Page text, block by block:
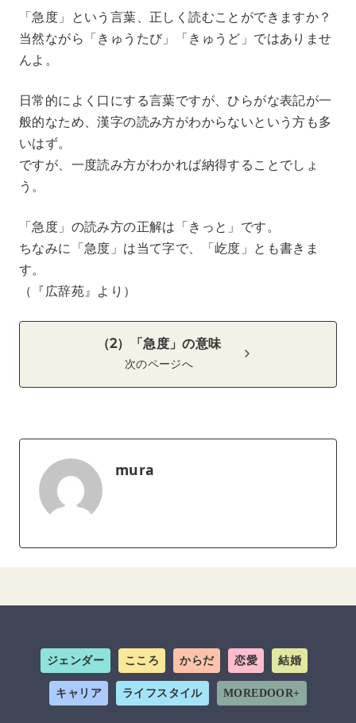
「急度」という言葉、正しく読むことができますか？
当然ながら「きゅうたび」「きゅうど」ではありませ
んよ。
日常的によく口にする言葉ですが、ひらがな表記が一
般的なため、漢字の読み方がわからないという方も多
いはず。
ですが、一度読み方がわかれば納得することでしょ
う。
「急度」の読み方の正解は「きっと」です。
ちなみに「急度」は当て字で、「屹度」とも書きま
す。
（『広辞苑』より）
（2）「急度」の意味
次のページへ
mura
ジェンダー こころ からだ 恋愛 結婚
キャリア ライフスタイル MOREDOOR+